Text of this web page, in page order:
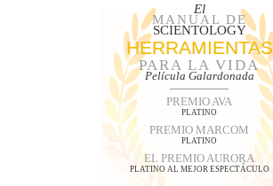
El
MANUAL DE
SCIENTOLOGY
HERRAMIENTAS
PARA LA VIDA
Película Galardonada
PREMIO AVA
PLATINO
PREMIO MARCOM
PLATINO
EL PREMIO AURORA
PLATINO AL MEJOR ESPECTÁCULO